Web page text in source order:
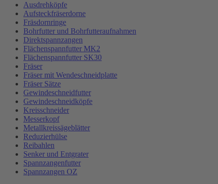
Ausdrehköpfe
Aufsteckfräserdorne
Fräsdornringe
Bohrfutter und Bohrfutteraufnahmen
Direktspannzangen
Flächenspannfutter MK2
Flächenspannfutter SK30
Fräser
Fräser mit Wendeschneidplatte
Fräser Sätze
Gewindeschneidfutter
Gewindeschneidköpfe
Kreisschneider
Messerkopf
Metallkreissägeblätter
Reduzierhülse
Reibahlen
Senker und Entgrater
Spannzangenfutter
Spannzangen OZ